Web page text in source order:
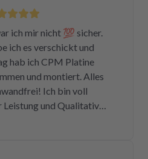
meine kaputte Platine
99€ reparieren zu lassen.
Hexenwerk. Ein paar
gemacht. Eine
mein Paket
ich eine Rechnung
das Teil war wieder auf
Unglaublich. Leider
ich mir nicht 💯 sicher.
ich es verschickt und
hab ich CPM Platine
und montiert. Alles
Ich bin voll
und Qualitativ.